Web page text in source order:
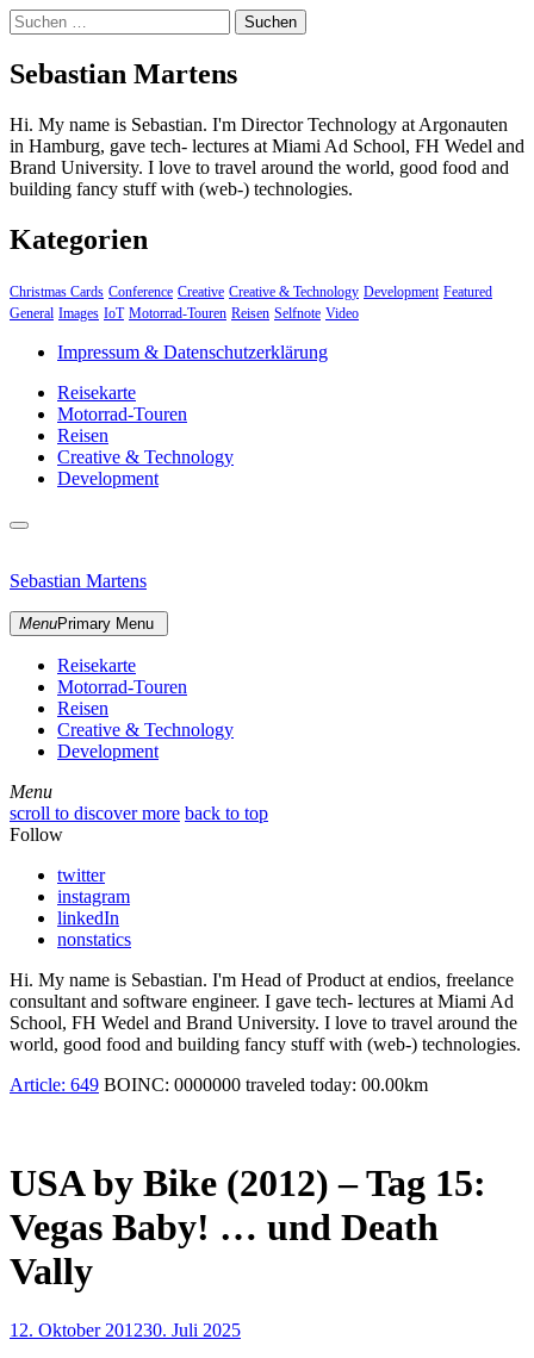
Suchen
nach:
Sebastian Martens
Hi. My name is Sebastian. I'm Director Technology at Argonauten
in Hamburg, gave tech- lectures at Miami Ad School, FH Wedel and
Brand University. I love to travel around the world, good food and
building fancy stuff with (web-) technologies.
Kategorien
Christmas Cards Conference Creative Creative & Technology Development Featured
General Images IoT Motorrad-Touren Reisen Selfnote Video
Impressum & Datenschutzerklärung
Reisekarte
Motorrad-Touren
Reisen
Creative & Technology
Development
close
content
Sebastian Martens
MenuPrimary Menu
Reisekarte
Motorrad-Touren
Reisen
Creative & Technology
Development
Menu
Menu
scroll to discover more back to top
Follow
twitter
instagram
linkedIn
nonstatics
Hi. My name is Sebastian. I'm Head of Product at endios, freelance
consultant and software engineer. I gave tech- lectures at Miami Ad
School, FH Wedel and Brand University. I love to travel around the
world, good food and building fancy stuff with (web-) technologies.
Article: 649 BOINC: 0000000 traveled today: 00.00km
USA by Bike (2012) – Tag 15:
Vegas Baby! … und Death
Vally
12. Oktober 201230. Juli 2025